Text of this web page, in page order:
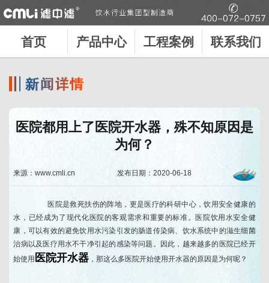
首页 产品中心 工程案例 联系我们
医院都用上了医院开水器，殊不知原因是
为何？
来源：www.cmli.cn 发布日期：2020-06-18
医院是救死扶伤的阵地，更是医疗的科研中心，饮用安全健康的
水，已经成为了现代化医院的客观需求和重要的标准。医院饮用水安全健
康，可以有效的避免饮用水污染引发的肠道传染病、饮水系统中的滋生细菌
治病以及医疗用水不干净引起的感染等问题。因此，越来越多的医院已经开
始使用 医院开水器 ，那这么多医院开始使用开水器的原因是为何呢？